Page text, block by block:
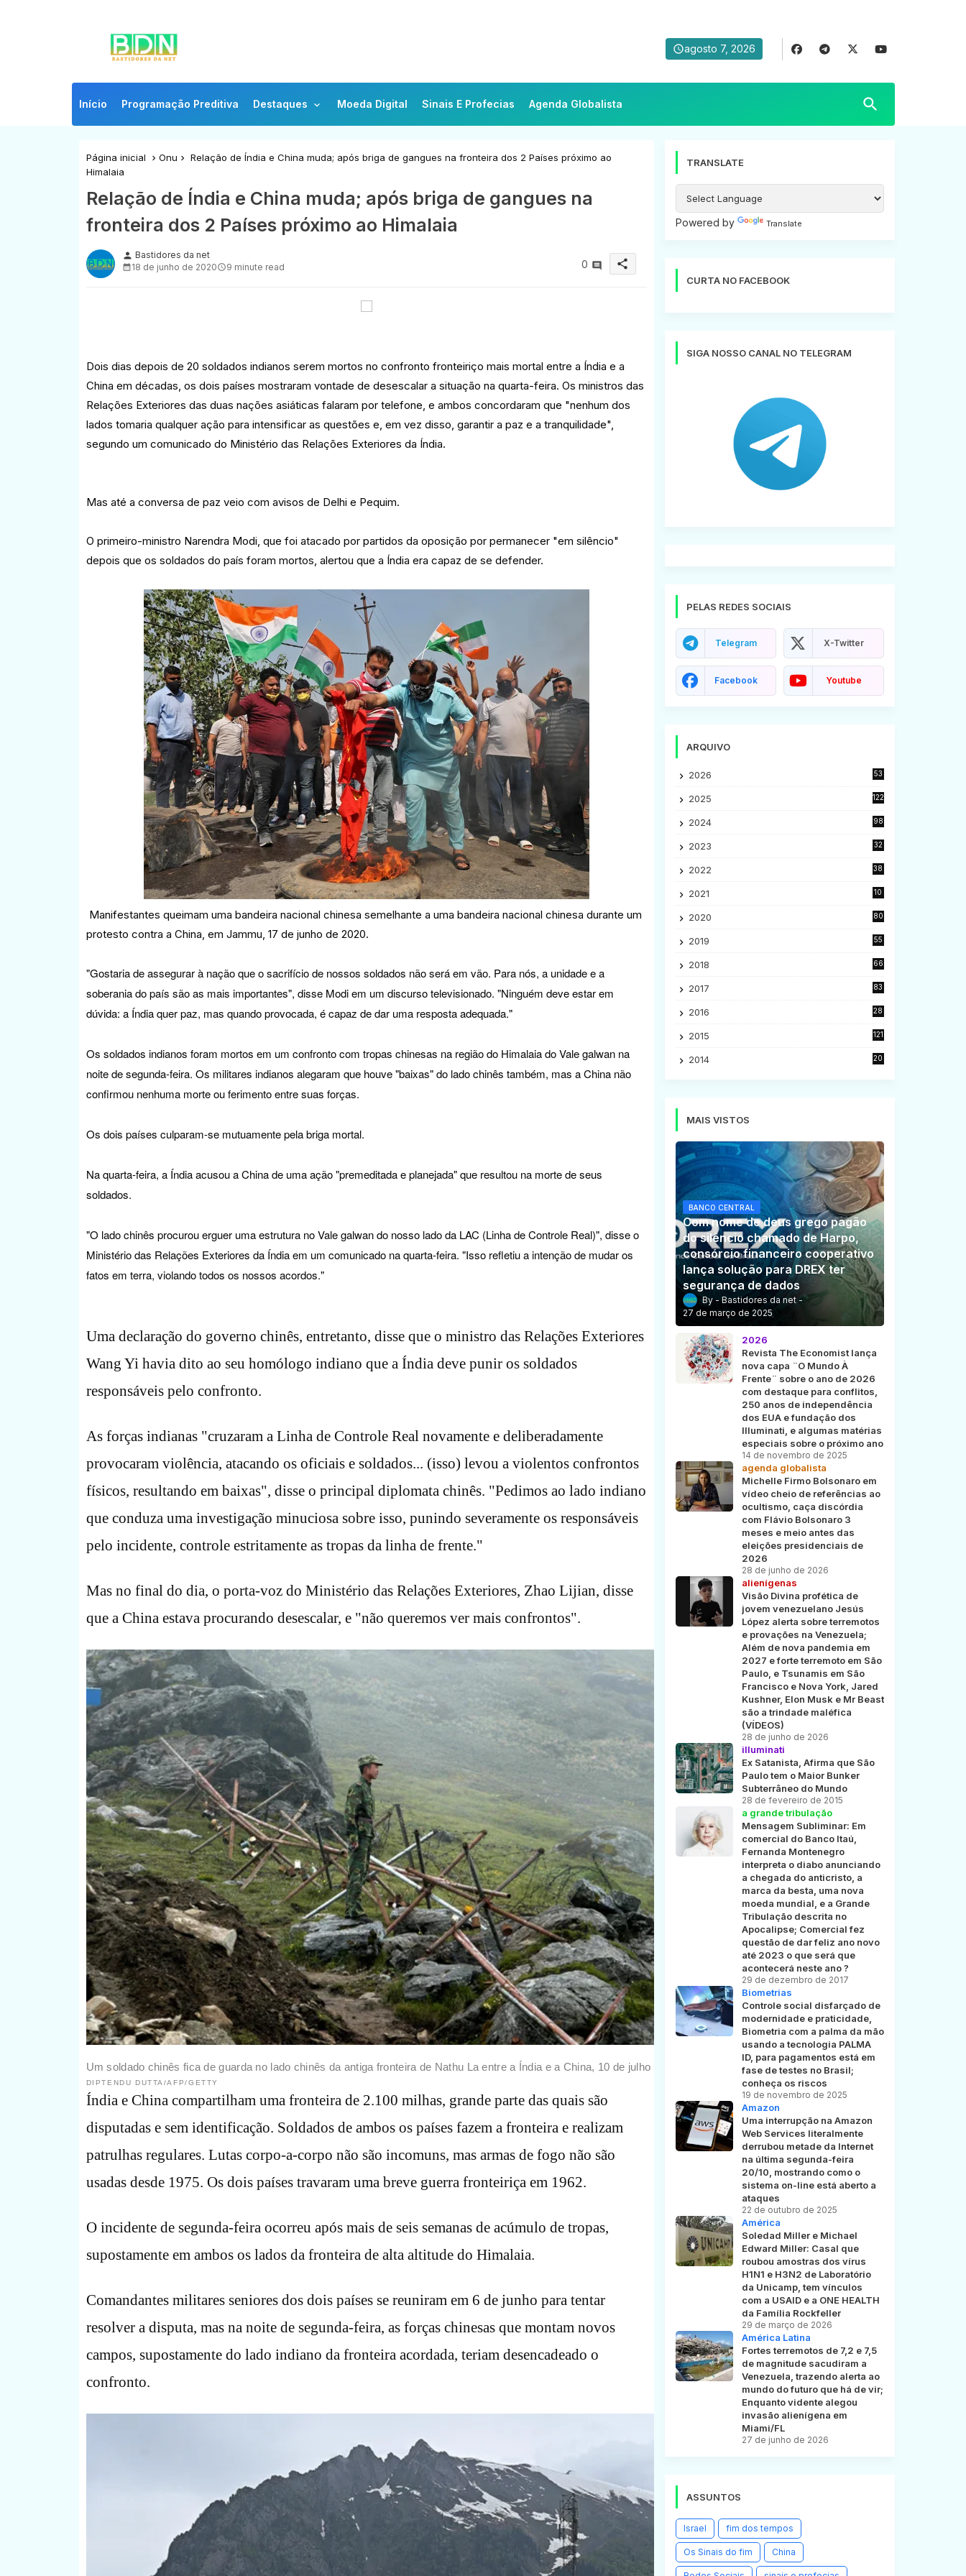
agosto 7, 2026
Início Programação Preditiva Destaques Moeda Digital Sinais E Profecias Agenda Globalista
Página inicial Onu
Relação de Índia e China muda; após briga de gangues na fronteira dos 2 Países próximo ao
Himalaia
Relação de Índia e China muda; após briga de gangues na
fronteira dos 2 Países próximo ao Himalaia
person Bastidores da net
18 de junho de 2020
9 minute read 0 share
Dois dias depois de 20 soldados indianos serem mortos no confronto fronteiriço mais mortal entre a Índia e a
China em décadas, os dois países mostraram vontade de desescalar a situação na quarta-feira. Os ministros das
Relações Exteriores das duas nações asiáticas falaram por telefone, e ambos concordaram que "nenhum dos
lados tomaria qualquer ação para intensificar as questões e, em vez disso, garantir a paz e a tranquilidade",
segundo um comunicado do Ministério das Relações Exteriores da Índia.
Mas até a conversa de paz veio com avisos de Delhi e Pequim.
O primeiro-ministro Narendra Modi, que foi atacado por partidos da oposição por permanecer "em silêncio"
depois que os soldados do país foram mortos, alertou que a Índia era capaz de se defender.
Manifestantes queimam uma bandeira nacional chinesa semelhante a uma bandeira nacional chinesa durante um
protesto contra a China, em Jammu, 17 de junho de 2020.
"Gostaria de assegurar à nação que o sacrifício de nossos soldados não será em vão. Para nós, a unidade e a
soberania do país são as mais importantes", disse Modi em um discurso televisionado. "Ninguém deve estar em
dúvida: a Índia quer paz, mas quando provocada, é capaz de dar uma resposta adequada."
Os soldados indianos foram mortos em um confronto com tropas chinesas na região do Himalaia do Vale galwan na
noite de segunda-feira. Os militares indianos alegaram que houve "baixas" do lado chinês também, mas a China não
confirmou nenhuma morte ou ferimento entre suas forças.
Os dois países culparam-se mutuamente pela briga mortal.
Na quarta-feira, a Índia acusou a China de uma ação "premeditada e planejada" que resultou na morte de seus
soldados.
"O lado chinês procurou erguer uma estrutura no Vale galwan do nosso lado da LAC (Linha de Controle Real)", disse o
Ministério das Relações Exteriores da Índia em um comunicado na quarta-feira. "Isso refletiu a intenção de mudar os
fatos em terra, violando todos os nossos acordos."
Uma declaração do governo chinês, entretanto, disse que o ministro das Relações Exteriores
Wang Yi havia dito ao seu homólogo indiano que a Índia deve punir os soldados
responsáveis pelo confronto.
As forças indianas "cruzaram a Linha de Controle Real novamente e deliberadamente
provocaram violência, atacando os oficiais e soldados... (isso) levou a violentos confrontos
físicos, resultando em baixas", disse o principal diplomata chinês. "Pedimos ao lado indiano
que conduza uma investigação minuciosa sobre isso, punindo severamente os responsáveis
pelo incidente, controle estritamente as tropas da linha de frente."
Mas no final do dia, o porta-voz do Ministério das Relações Exteriores, Zhao Lijian, disse
que a China estava procurando desescalar, e "não queremos ver mais confrontos".
Um soldado chinês fica de guarda no lado chinês da antiga fronteira de Nathu La entre a Índia e a China, 10 de julho de 2008.
DIPTENDU DUTTA/AFP/GETTY
Índia e China compartilham uma fronteira de 2.100 milhas, grande parte das quais são
disputadas e sem identificação. Soldados de ambos os países fazem a fronteira e realizam
patrulhas regulares. Lutas corpo-a-corpo não são incomuns, mas armas de fogo não são
usadas desde 1975. Os dois países travaram uma breve guerra fronteiriça em 1962.
O incidente de segunda-feira ocorreu após mais de seis semanas de acúmulo de tropas,
supostamente em ambos os lados da fronteira de alta altitude do Himalaia.
Comandantes militares seniores dos dois países se reuniram em 6 de junho para tentar
resolver a disputa, mas na noite de segunda-feira, as forças chinesas que montam novos
campos, supostamente do lado indiano da fronteira acordada, teriam desencadeado o
confronto.
TRANSLATE
Powered by Translate
CURTA NO FACEBOOK
SIGA NOSSO CANAL NO TELEGRAM
PELAS REDES SOCIAIS
Telegram X-Twitter
Facebook Youtube
ARQUIVO
2026 53
2025 122
2024 98
2023
32
2022
38
2021
10
2020
80
2019
55
2018
66
2017
83
2016
28
2015
121
2014
20
MAIS VISTOS
BANCO CENTRAL
Com nome de deus grego pagão
do silêncio chamado de Harpo,
consórcio financeiro cooperativo
lança solução para DREX ter
segurança de dados
Bastidores da net
27 de março de 2025
2026
Revista The Economist lança
nova capa ¨O Mundo À
Frente¨ sobre o ano de 2026
com destaque para conflitos,
250 anos de independência
dos EUA e fundação dos
Illuminati, e algumas matérias
especiais sobre o próximo ano
14 de novembro de 2025
agenda globalista
Michelle Firmo Bolsonaro em
vídeo cheio de referências ao
ocultismo, caça discórdia
com Flávio Bolsonaro 3
meses e meio antes das
eleições presidenciais de
2026
28 de junho de 2026
alienígenas
Visão Divina profética de
jovem venezuelano Jesús
López alerta sobre terremotos
e provações na Venezuela;
Além de nova pandemia em
2027 e forte terremoto em São
Paulo, e Tsunamis em São
Francisco e Nova York, Jared
Kushner, Elon Musk e Mr Beast
são a trindade maléfica
(VÍDEOS)
28 de junho de 2026
illuminati
Ex Satanista, Afirma que São
Paulo tem o Maior Bunker
Subterrâneo do Mundo
28 de fevereiro de 2015
a grande tribulação
Mensagem Subliminar: Em
comercial do Banco Itaú,
Fernanda Montenegro
interpreta o diabo anunciando
a chegada do anticristo, a
marca da besta, uma nova
moeda mundial, e a Grande
Tribulação descrita no
Apocalipse; Comercial fez
questão de dar feliz ano novo
até 2023 o que será que
acontecerá neste ano ?
29 de dezembro de 2017
Biometrias
Controle social disfarçado de
modernidade e praticidade,
Biometria com a palma da mão
usando a tecnologia PALMA
ID, para pagamentos está em
fase de testes no Brasil;
conheça os riscos
19 de novembro de 2025
Amazon
Uma interrupção na Amazon
Web Services literalmente
derrubou metade da Internet
na última segunda-feira
20/10, mostrando como o
sistema on-line está aberto a
ataques
22 de outubro de 2025
América
Soledad Miller e Michael
Edward Miller: Casal que
roubou amostras dos vírus
H1N1 e H3N2 de Laboratório
da Unicamp, tem vínculos
com a USAID e a ONE HEALTH
da Família Rockfeller
29 de março de 2026
América Latina
Fortes terremotos de 7,2 e 7,5
de magnitude sacudiram a
Venezuela, trazendo alerta ao
mundo do futuro que há de vir;
Enquanto vidente alegou
invasão alienígena em
Miami/FL
27 de junho de 2026
ASSUNTOS
Israel fim dos tempos
Os Sinais do fim China